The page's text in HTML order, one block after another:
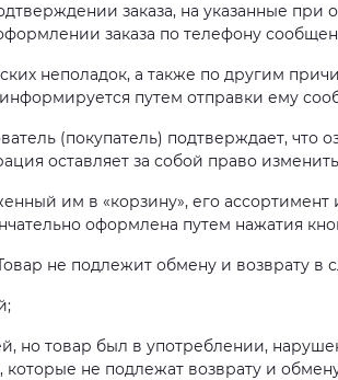
заказа, на указанные при
заказа по телефону
неполадок, а также по другим
путем отправки ему
(покупатель) подтверждает, что
оставляет за собой право
им в «корзину», его
оформлена путем нажатия
не подлежит обмену и возврату в
но товар был в употреблении,
не подлежат возврату и